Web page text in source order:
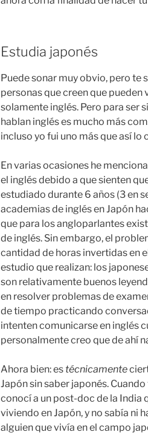
Estudia japonés
Puede sonar muy obvio, pero te
personas que creen que pueden
solamente inglés. Pero para ser
hablan inglés es mucho más
incluso yo fui uno más que así lo
En varias ocasiones he
el inglés debido a que sienten
estudiado durante 6 años (3 en
academias de inglés en Japón
que para los angloparlantes
de inglés. Sin embargo, el
cantidad de horas invertidas en
estudio que realizan: los
son relativamente buenos
en resolver problemas de
de tiempo practicando
intenten comunicarse en inglés
personalmente creo que de ahí
Ahora bien: es técnicamente
Japón sin saber japonés.
conocí a un post-doc de la India
viviendo en Japón, y no sabía ni
alguien que vivía en el campo